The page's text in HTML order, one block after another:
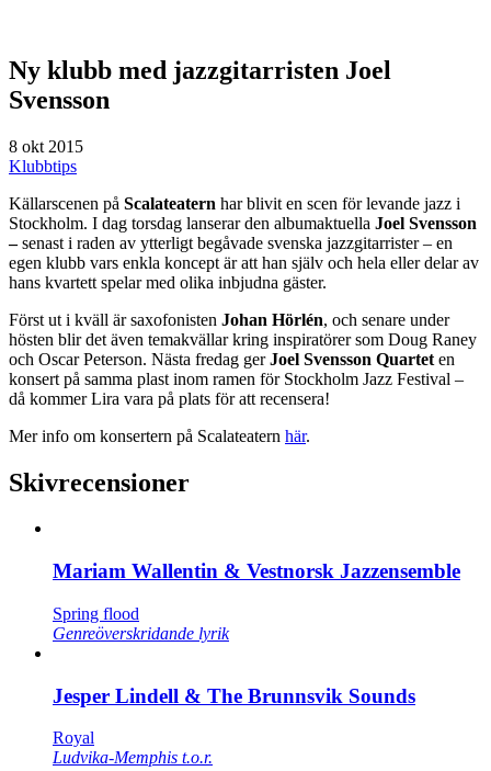
Ny klubb med jazzgitarristen Joel
Svensson
8 okt 2015
Klubbtips
Källarscenen på Scalateatern har blivit en scen för levande jazz i
Stockholm. I dag torsdag lanserar den albumaktuella Joel Svensson
–senast i raden av ytterligt begåvade svenska jazzgitarrister – en
egen klubb vars enkla koncept är att han själv och hela eller delar av
hans kvartett spelar med olika inbjudna gäster.
Först ut i kväll är saxofonisten Johan Hörlén, och senare under
hösten blir det även temakvällar kring inspiratörer som Doug Raney
och Oscar Peterson. Nästa fredag gerJoel Svensson Quartet en
konsert på samma plast inom ramen för Stockholm Jazz Festival –
då kommer Lira vara på plats för att recensera!
Mer info om konsertern på Scalateatern här.
Skivrecensioner
Mariam Wallentin & Vestnorsk Jazzensemble
Spring flood
Genreöverskridande lyrik
Jesper Lindell & The Brunnsvik Sounds
Royal
Ludvika-Memphis t.o.r.